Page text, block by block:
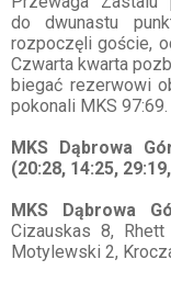
do dwunastu
rozpoczęli goście,
Czwarta kwarta
biegać rezerwowi
pokonali MKS 97:69.
MKS Dąbrowa
(20:28, 14:25,
MKS Dąbrowa
Cizauskas 8,
Motylewski 2,